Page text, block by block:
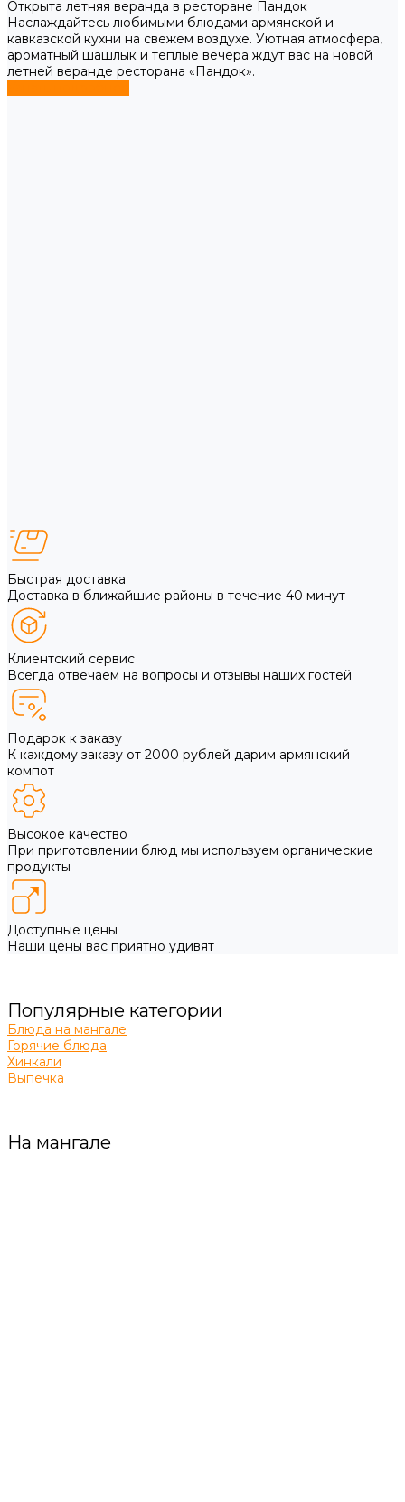
Открыта летняя веранда в ресторане Пандок
Наслаждайтесь любимыми блюдами армянской и
кавказской кухни на свежем воздухе. Уютная атмосфера,
ароматный шашлык и теплые вечера ждут вас на новой
летней веранде ресторана «Пандок».
Быстрая доставка
Доставка в ближайшие районы в течение 40 минут
Клиентский сервис
Всегда отвечаем на вопросы и отзывы наших гостей
Подарок к заказу
К каждому заказу от 2000 рублей дарим армянский
компот
Высокое качество
При приготовлении блюд мы используем органические
продукты
Доступные цены
Наши цены вас приятно удивят
Популярные категории
Блюда на мангале
Горячие блюда
Хинкали
Выпечка
На мангале